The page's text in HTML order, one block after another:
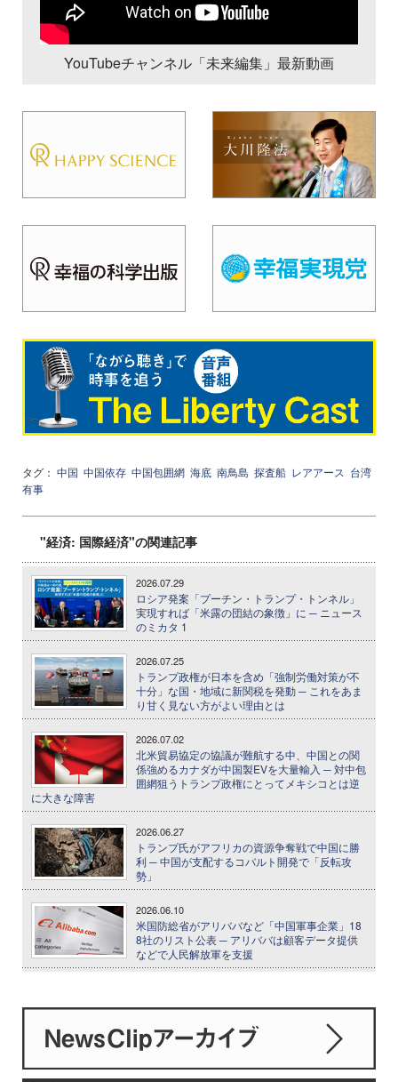
YouTubeチャンネル「未来編集」最新動画
タグ： 中国 中国依存 中国包囲網 海底 南鳥島 探査船 レアアース 台湾
有事
"経済: 国際経済"の関連記事
2026.07.29
ロシア発案「プーチン・トランプ・トンネル」
実現すれば「米露の団結の象徴」に ─ ニュース
のミカタ 1
2026.07.25
トランプ政権が日本を含め「強制労働対策が不
十分」な国・地域に新関税を発動 ─ これをあま
り甘く見ない方がよい理由とは
2026.07.02
北米貿易協定の協議が難航する中、中国との関
係強めるカナダが中国製EVを大量輸入 ─ 対中包
囲網狙うトランプ政権にとってメキシコとは逆
に大きな障害
2026.06.27
トランプ氏がアフリカの資源争奪戦で中国に勝
利 ─ 中国が支配するコバルト開発で「反転攻
勢」
2026.06.10
米国防総省がアリババなど「中国軍事企業」18
8社のリスト公表 ─ アリババは顧客データ提供
などで人民解放軍を支援